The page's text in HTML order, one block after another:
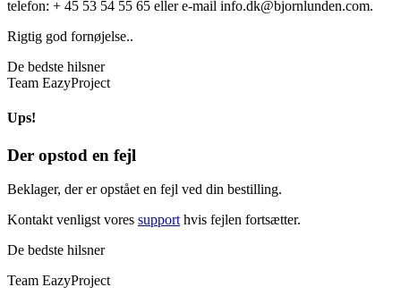
telefon: + 45 53 54 55 65 eller e-mail info.dk@bjornlunden.com.
Rigtig god fornøjelse..
De bedste hilsner
Team EazyProject
Ups!
Der opstod en fejl
Beklager, der er opstået en fejl ved din bestilling.
Kontakt venligst vores support hvis fejlen fortsætter.
De bedste hilsner
Team EazyProject